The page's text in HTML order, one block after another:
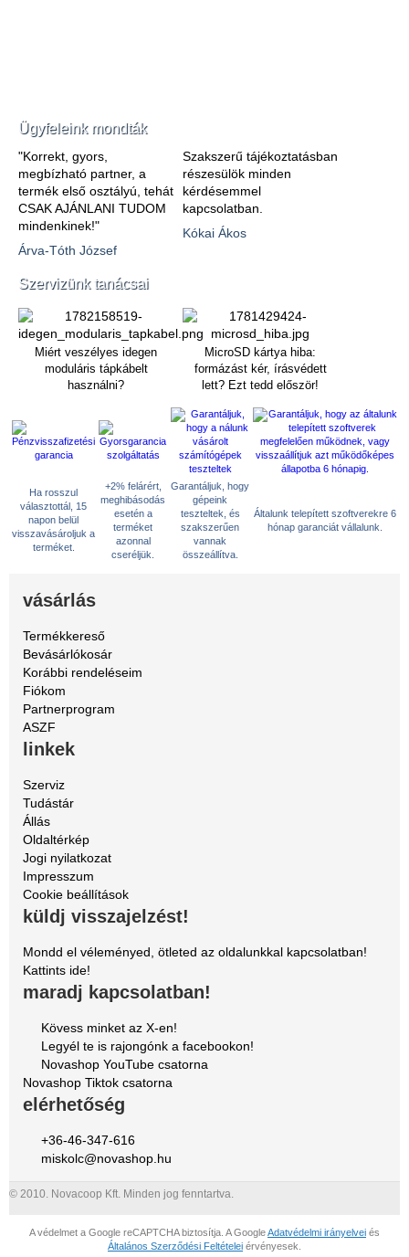
Ügyfeleink mondták
"Korrekt, gyors,
megbízható partner, a
termék első osztályú, tehát
CSAK AJÁNLANI TUDOM
mindenkinek!"
Árva-Tóth József
Szakszerű tájékoztatásban
részesülök minden
kérdésemmel
kapcsolatban.
Kókai Ákos
Szervizünk tanácsai
Miért veszélyes idegen
moduláris tápkábelt
használni?
MicroSD kártya hiba:
formázást kér, írásvédett
lett? Ezt tedd először!
Ha rosszul
választottál, 15
napon belül
visszavásároljuk a
terméket.
+2% felárért,
meghibásodás
esetén a
terméket
azonnal
cseréljük.
Garantáljuk, hogy
gépeink
teszteltek, és
szakszerűen
vannak
összeállítva.
Általunk telepített szoftverekre 6
hónap garanciát vállalunk.
vásárlás
Termékkereső
Bevásárlókosár
Korábbi rendeléseim
Fiókom
Partnerprogram
ASZF
linkek
Szerviz
Tudástár
Állás
Oldaltérkép
Jogi nyilatkozat
Impresszum
Cookie beállítások
küldj visszajelzést!
Mondd el véleményed, ötleted az oldalunkkal kapcsolatban!
Kattints ide!
maradj kapcsolatban!
Kövess minket az X-en!
Legyél te is rajongónk a facebookon!
Novashop YouTube csatorna
Novashop Tiktok csatorna
elérhetőség
+36-46-347-616
miskolc@novashop.hu
© 2010. Novacoop Kft. Minden jog fenntartva.
A védelmet a Google reCAPTCHA biztosítja. A GoogleAdatvédelmi irányelvei és
Általános Szerződési Feltételei érvényesek.